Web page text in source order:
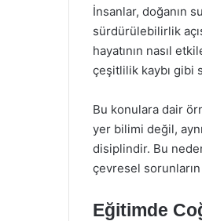
İnsanlar, doğanın
sürdürülebilirlik
hayatının nasıl
çeşitlilik kaybı gibi
Bu konulara dair
yer bilimi değil,
disiplindir. Bu
çevresel
Eğitimde